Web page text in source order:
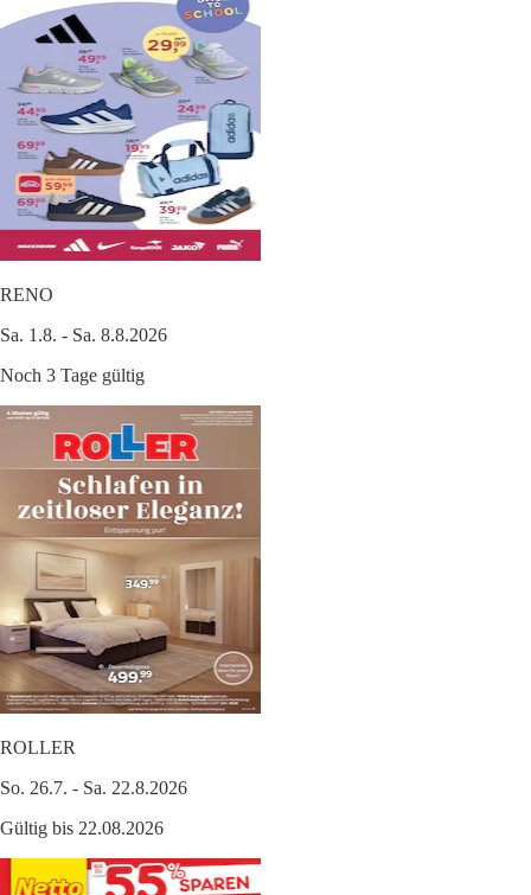
RENO
Sa. 1.8. - Sa. 8.8.2026
Noch 3 Tage gültig
ROLLER
So. 26.7. - Sa. 22.8.2026
Gültig bis 22.08.2026